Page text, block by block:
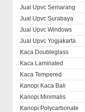
Jual Upvc Semarang
Jual Upvc Surabaya
Jual Upvc Windows
Jual Upvc Yogjakarta
Kaca Doubleglass
Kaca Laminated
Kaca Tempered
Kanopi Kaca Bali
Kanopi Minimalis
Kanopi Polycarbonate